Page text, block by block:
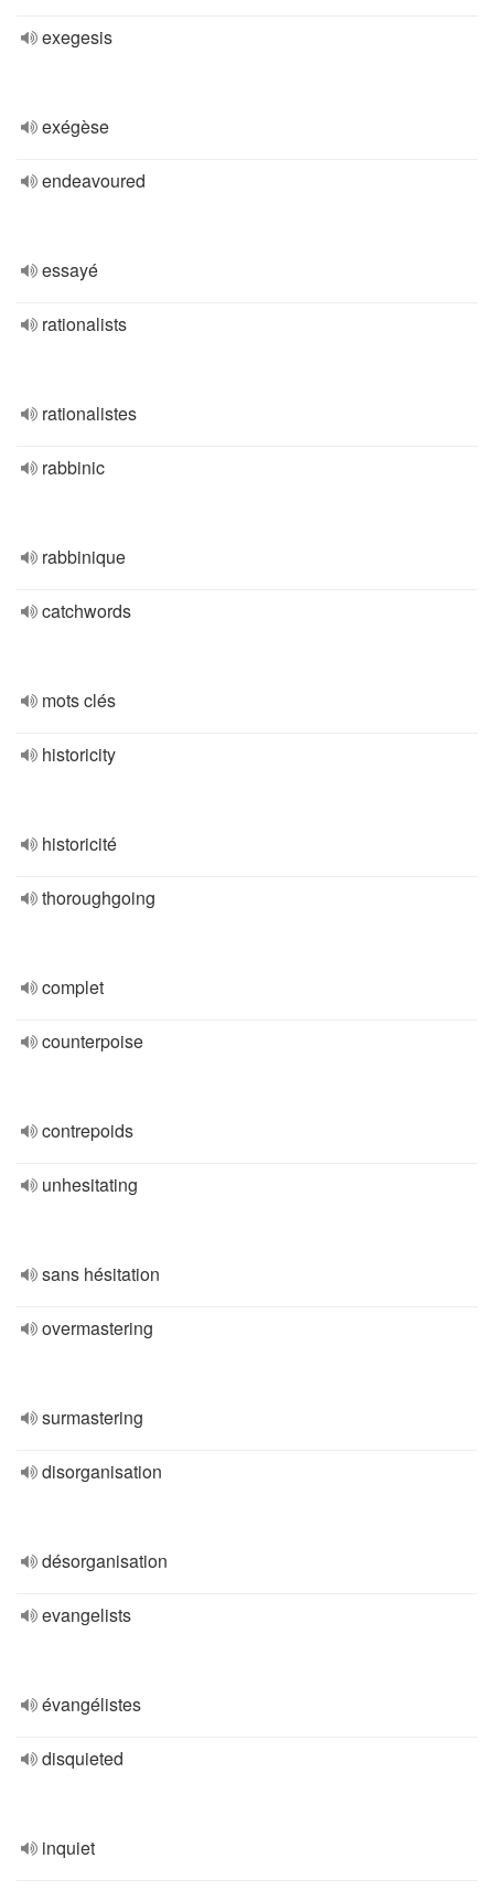
exegesis
exégèse
endeavoured
essayé
rationalists
rationalistes
rabbinic
rabbinique
catchwords
mots clés
historicity
historicité
thoroughgoing
complet
counterpoise
contrepoids
unhesitating
sans hésitation
overmastering
surmastering
disorganisation
désorganisation
evangelists
évangélistes
disquieted
inquiet